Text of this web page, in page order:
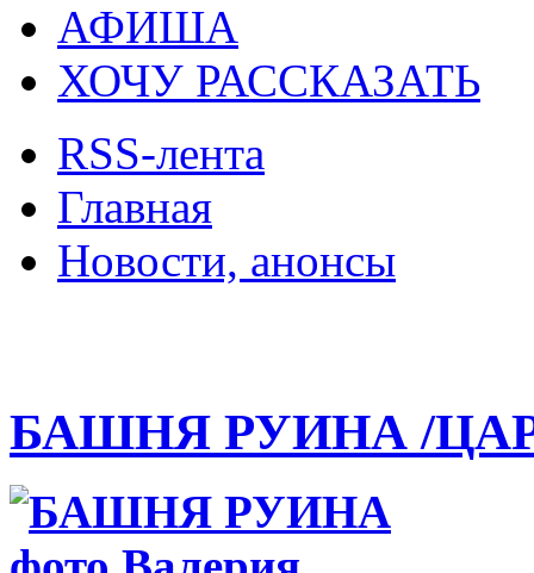
АФИША
ХОЧУ РАССКАЗАТЬ
RSS-лента
Главная
Новости, анонсы
БАШНЯ РУИНА /